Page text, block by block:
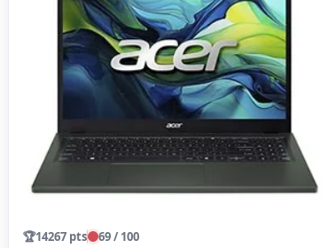
🏆14267 pts 69 / 100